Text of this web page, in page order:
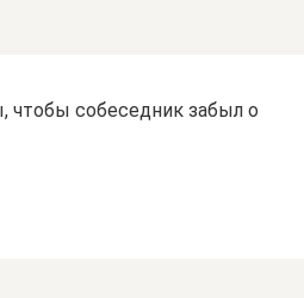
чтобы собеседник забыл о